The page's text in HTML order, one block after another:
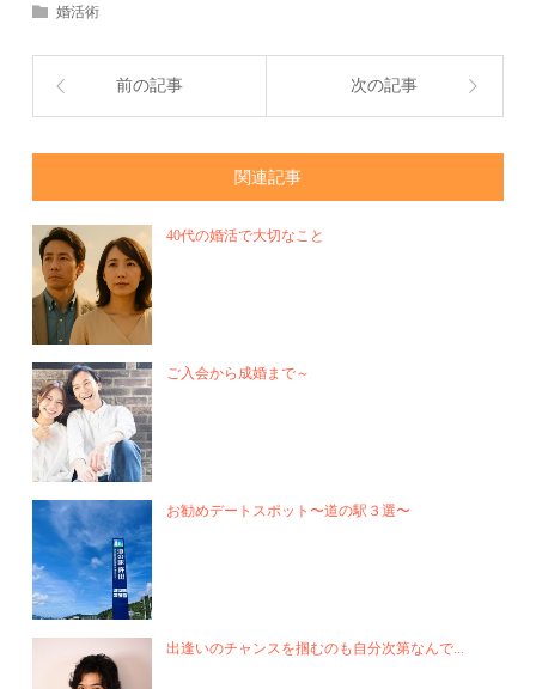
婚活術
前の記事 次の記事
関連記事
40代の婚活で大切なこと
ご入会から成婚まで～
お勧めデートスポット〜道の駅３選〜
出逢いのチャンスを掴むのも自分次第なんで...